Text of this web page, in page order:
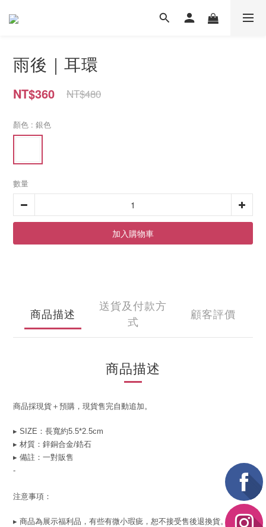
雨後｜耳環
NT$360 NT$480
顏色 : 銀色
數量
加入購物車
商品描述
送貨及付款方
式
顧客評價
商品描述
商品採現貨＋預購，現貨售完自動追加。
▸ SIZE：長寬約5.5*2.5cm
▸ 材質： 鋅銅合金/鋯石
▸ 備註：一對販售
-
注意事項：
▸ 商品為展示福利品，有些有微小瑕疵，恕不接受售後退換貨。